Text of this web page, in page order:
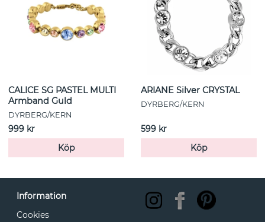
CALICE SG PASTEL MULTI
Armband Guld
DYRBERG/KERN
999 kr
Köp
ARIANE Silver CRYSTAL
DYRBERG/KERN
599 kr
Köp
Information
Cookies